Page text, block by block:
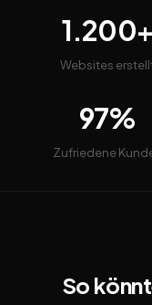
1.200+
Websites
97%
Zufriedene
So